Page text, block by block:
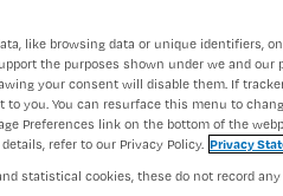
like browsing data or unique identifiers,
the purposes shown under we and our
your consent will disable them. If
you. You can resurface this menu to
Preferences link on the bottom of the
refer to our Privacy Policy. Privacy
statistical cookies, these do not record